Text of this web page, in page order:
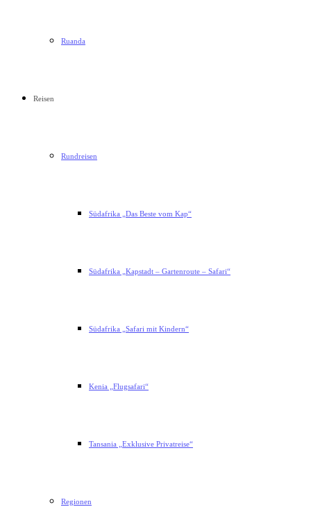
Ruanda
Reisen
Rundreisen
Südafrika „Das Beste vom Kap“
Südafrika „Kapstadt – Gartenroute – Safari“
Südafrika „Safari mit Kindern“
Kenia „Flugsafari“
Tansania „Exklusive Privatreise“
Regionen